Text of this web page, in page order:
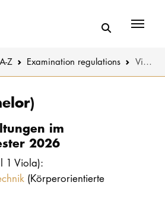
Z Examination regulations Viola (Bachelor)
im
2026
1 Viola):
(Körperorientierte